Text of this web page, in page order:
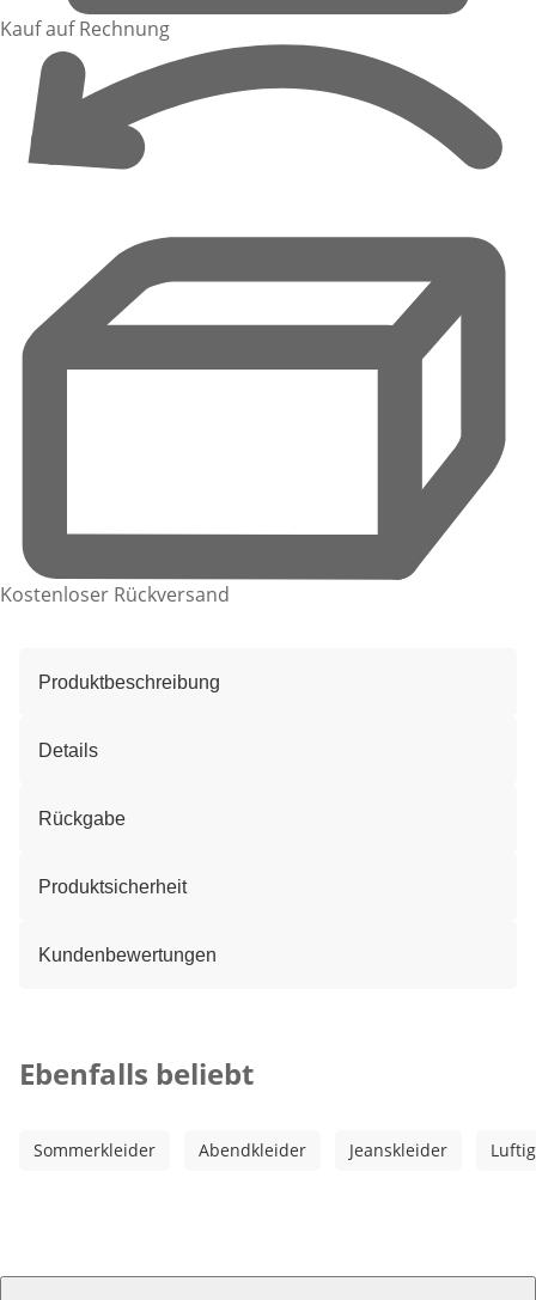
Kauf auf Rechnung
Kostenloser Rückversand
Produktbeschreibung
Details
Rückgabe
Produktsicherheit
Kundenbewertungen
Ebenfalls beliebt
Sommerkleider Abendkleider Jeanskleider